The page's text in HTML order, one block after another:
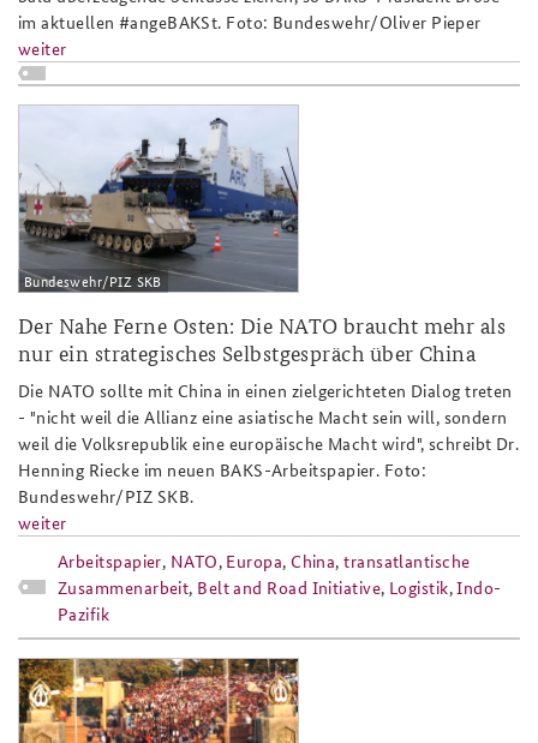
Anfahrt
Freundeskreis
Deutsches Forum Sicherheitspolitik
Arbeitskreis "Junge Sicherheitspolitiker"
Das Sicherheitspolitische Gespräch an der BAKS
Studierendenkonferenz Sicherheitspolitik gestalten
Newsletter-Archiv
im aktuellen #angeBAKSt. Foto: Bundeswehr/Oliver Pieper
weiter
21_defender_slider_808x486.png
Bundeswehr/PIZ SKB
Der Nahe Ferne Osten: Die NATO braucht mehr als
nur ein strategisches Selbstgespräch über China
Die NATO sollte mit China in einen zielgerichteten Dialog treten
- "nicht weil die Allianz eine asiatische Macht sein will, sondern
weil die Volksrepublik eine europäische Macht wird", schreibt Dr.
Henning Riecke im neuen BAKS-Arbeitspapier. Foto:
Bundeswehr/PIZ SKB.
weiter
Arbeitspapier, NATO, Europa, China,transatlantische
Zusammenarbeit, Belt and Road Initiative, Logistik,Indo-
Pazifik
2018-11.png